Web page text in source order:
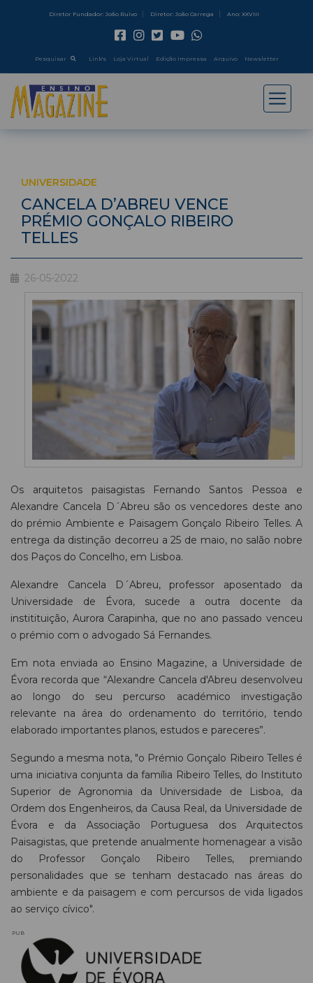
Diretor Fundador: João Ruivo Diretor: João Carrega Ano: XXVIII
Pesquisar Link's Loja Virtual Edição Impressa Arquivo Newsletter
UNIVERSIDADE
CANCELA D’ABREU VENCE
PRÉMIO GONÇALO RIBEIRO
TELLES
26-05-2022
Os arquitetos paisagistas Fernando Santos Pessoa e
Alexandre Cancela D´Abreu são os vencedores deste ano
do prémio Ambiente e Paisagem Gonçalo Ribeiro Telles. A
entrega da distinção decorreu a 25 de maio, no salão nobre
dos Paços do Concelho, em Lisboa.
Alexandre Cancela D´Abreu, professor aposentado da
Universidade de Évora, sucede a outra docente da
institituição, Aurora Carapinha, que no ano passado venceu
o prémio com o advogado Sá Fernandes.
Em nota enviada ao Ensino Magazine, a Universidade de
Évora recorda que “Alexandre Cancela d'Abreu desenvolveu
ao longo do seu percurso académico investigação
relevante na área do ordenamento do território, tendo
elaborado importantes planos, estudos e pareceres”.
Segundo a mesma nota, "o Prémio Gonçalo Ribeiro Telles é
uma iniciativa conjunta da família Ribeiro Telles, do Instituto
Superior de Agronomia da Universidade de Lisboa, da
Ordem dos Engenheiros, da Causa Real, da Universidade de
Évora e da Associação Portuguesa dos Arquitectos
Paisagistas, que pretende anualmente homenagear a visão
do Professor Gonçalo Ribeiro Telles, premiando
personalidades que se tenham destacado nas áreas do
ambiente e da paisagem e com percursos de vida ligados
ao serviço cívico".
PUB